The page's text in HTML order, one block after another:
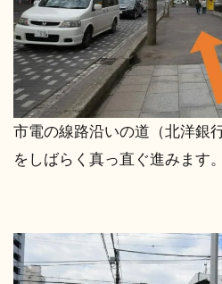
市電の線路沿いの道（北洋銀
をしばらく真っ直ぐ進みます。